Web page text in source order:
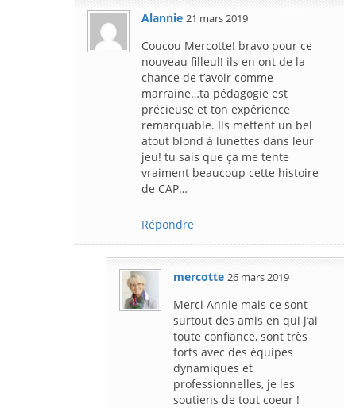
Alannie 21 mars 2019
Coucou Mercotte! bravo pour ce
nouveau filleul! ils en ont de la
chance de t’avoir comme
marraine…ta pédagogie est
précieuse et ton expérience
remarquable. Ils mettent un bel
atout blond à lunettes dans leur
jeu! tu sais que ça me tente
vraiment beaucoup cette histoire
de CAP…
Répondre
mercotte 26 mars 2019
Merci Annie mais ce sont
surtout des amis en qui j’ai
toute confiance, sont très
forts avec des équipes
dynamiques et
professionnelles, je les
soutiens de tout coeur !